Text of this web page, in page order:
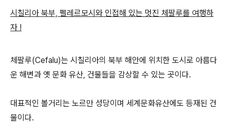
시칠리아 북부, 펠레르모시와 인접해 있는 멋진 체팔루를 여행하
자 !
체팔루(Cefalu)는 시칠리아의 북부 해안에 위치한 도시로 아름다
운 해변과 옛 문화 유산, 건물들을 감상할 수 있는 곳이다.
대표적인 볼거리는 노르만 성당이며 세계문화유산에도 등재된 건
물이다.